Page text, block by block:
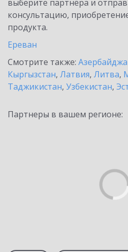
выберите партнёра и
консультацию,
продукта.
Ереван
Смотрите также:
Кыргызстан, Латвия, Литва,
Таджикистан, Узбекистан,
Партнеры в вашем регионе: